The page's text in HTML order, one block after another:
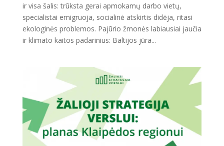
ir visa šalis: trūksta gerai apmokamų darbo vietų,
specialistai emigruoja, socialinė atskirtis didėja, ritasi
ekologinės problemos. Pajūrio žmonės labiausiai jaučia
ir klimato kaitos padarinius: Baltijos jūra...